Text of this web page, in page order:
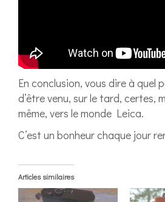
En conclusion, vous dire à quel
d’être venu, sur le tard, certes,
même, vers le monde Leica.
C’est un bonheur chaque jour
Articles similaires